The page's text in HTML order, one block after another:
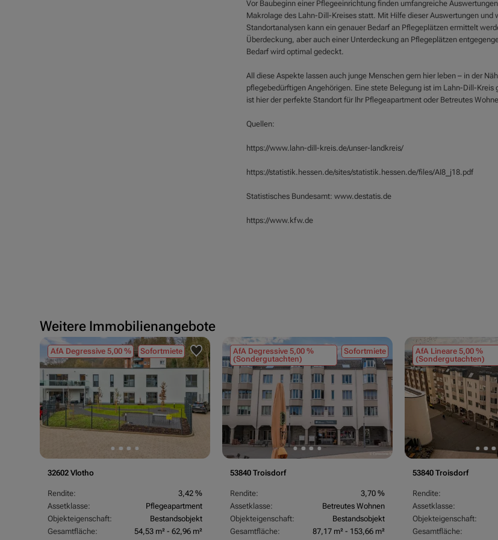
Vor Baubeginn einer Pflegeeinrichtung finden umfangreiche
Makrolage des Lahn-Dill-Kreises statt. Mit Hilfe dieser Auswertungen und
Standortanalysen kann ein genauer Bedarf an Pflegeplätzen ermittelt
Überdeckung, aber auch einer Unterdeckung an Pflegeplätzen
Bedarf wird optimal gedeckt.
All diese Aspekte lassen auch junge Menschen gern hier leben – in der
pflegebedürftigen Angehörigen. Eine stete Belegung ist im Lahn-Dill-Kreis
ist hier der perfekte Standort für Ihr Pflegeapartment oder Betreutes
Quellen:
https://www.lahn-dill-kreis.de/unser-landkreis/
https://statistik.hessen.de/sites/statistik.hessen.de/files/AI8_j18.pdf
Statistisches Bundesamt: www.destatis.de
https://www.kfw.de
Weitere Immobilienangebote
AfA Degressive 5,00 % Sofortmiete
32602 Vlotho
Rendite:
3,42 %
Assetklasse:
Pflegeapartment
Objekteigenschaft:
Bestandsobjekt
Gesamtfläche:
54,53 m² - 62,96 m²
AfA Degressive 5,00 %
(Sondergutachten)
Sofortmiete
53840 Troisdorf
Rendite:
3,70 %
Assetklasse:
Betreutes Wohnen
Objekteigenschaft:
Bestandsobjekt
Gesamtfläche:
87,17 m² - 153,66 m²
AfA Lineare 5,00 %
(Sondergutachten)
53840 Troisdorf
Rendite:
Assetklasse:
Objekteigenschaft:
Gesamtfläche: